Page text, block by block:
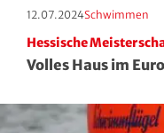
Erscheinungstag:
12.07.2024
Kategorie: Schwimmen
Hessische
Volles Haus im
Radsport
Rasenkraft- und